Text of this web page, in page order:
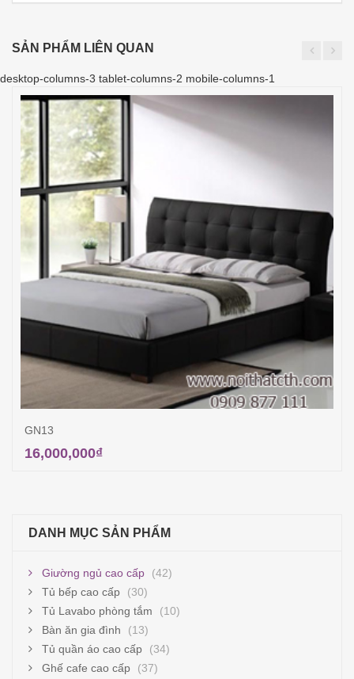
SẢN PHẨM LIÊN QUAN
desktop-columns-3 tablet-columns-2 mobile-columns-1
GN13
16,000,000₫
DANH MỤC SẢN PHẨM
Giường ngủ cao cấp
(42)
Tủ bếp cao cấp
(30)
Tủ Lavabo phòng tắm
(10)
Bàn ăn gia đình
(13)
Tủ quần áo cao cấp
(34)
Ghế cafe cao cấp
(37)